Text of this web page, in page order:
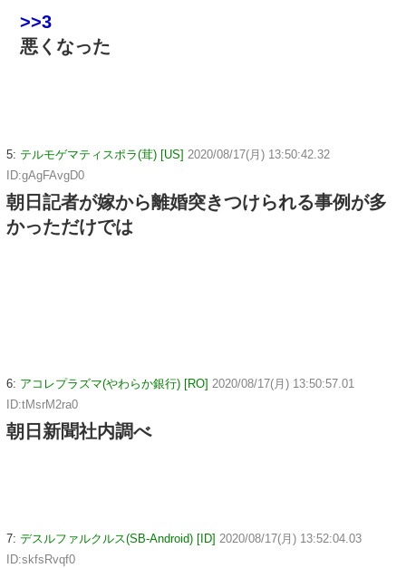
>>3
悪くなった
5: テルモゲマティスポラ(茸) [US] 2020/08/17(月) 13:50:42.32
ID:gAgFAvgD0
朝日記者が嫁から離婚突きつけられる事例が多
かっただけでは
6: アコレプラズマ(やわらか銀行) [RO] 2020/08/17(月) 13:50:57.01
ID:tMsrM2ra0
朝日新聞社内調べ
7: デスルファルクルス(SB-Android) [ID] 2020/08/17(月) 13:52:04.03
ID:skfsRvqf0